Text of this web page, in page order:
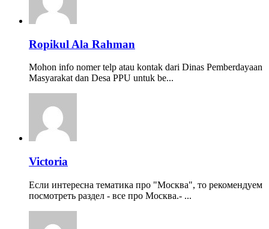
Ropikul Ala Rahman
Mohon info nomer telp atau kontak dari Dinas Pemberdayaan
Masyarakat dan Desa PPU untuk be...
Victoria
Если интересна тематика про "Москва", то рекомендуем
посмотреть раздел - все про Москва.- ...